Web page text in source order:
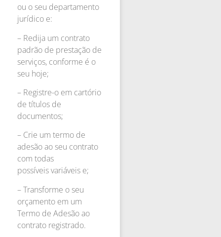
ou o seu departamento
jurídico e:
– Redija um contrato
padrão de prestação de
serviços, conforme é o
seu hoje;
– Registre-o em cartório
de títulos de
documentos;
– Crie um termo de
adesão ao seu contrato
com todas
possíveis variáveis e;
– Transforme o seu
orçamento em um
Termo de Adesão ao
contrato registrado.